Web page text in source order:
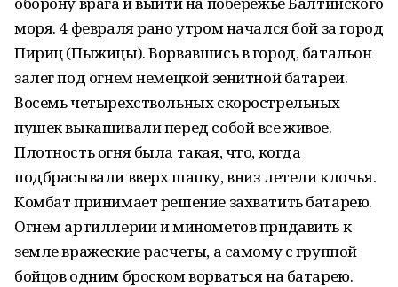
моря. 4 февраля рано утром начался бой за город
Пириц (Пыжицы). Ворвавшись в город, батальон
залег под огнем немецкой зенитной батареи.
Восемь четырехствольных скорострельных
пушек выкашивали перед собой все живое.
Плотность огня была такая, что, когда
подбрасывали вверх шапку, вниз летели клочья.
Комбат принимает решение захватить батарею.
Огнем артиллерии и минометов придавить к
земле вражеские расчеты, а самому с группой
бойцов одним броском ворваться на батарею.